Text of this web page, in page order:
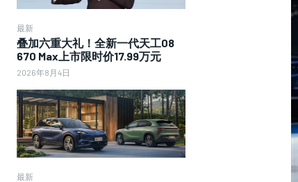
最新
叠加六重大礼！全新一代天工08
670 Max上市限时价17.99万元
2026年8月4日
最新